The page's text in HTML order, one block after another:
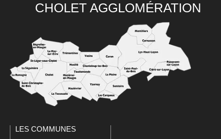
CHOLET AGGLOMÉRATION
LES COMMUNES